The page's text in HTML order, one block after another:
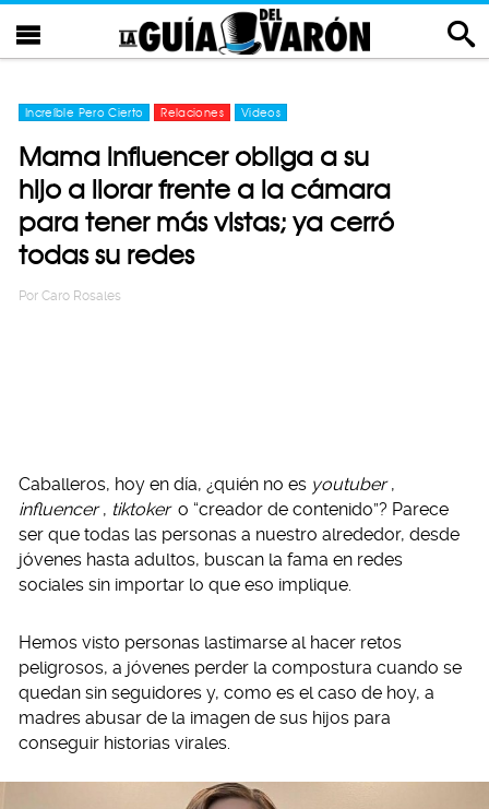
Increíble Pero Cierto Relaciones Videos
Mama influencer obliga a su
hijo a llorar frente a la cámara
para tener más vistas; ya cerró
todas su redes
Por Caro Rosales
Caballeros, hoy en día, ¿quién no es youtuber ,
influencer , tiktoker o “creador de contenido”? Parece
ser que todas las personas a nuestro alrededor, desde
jóvenes hasta adultos, buscan la fama en redes
sociales sin importar lo que eso implique.
Hemos visto personas lastimarse al hacer retos
peligrosos, a jóvenes perder la compostura cuando se
quedan sin seguidores y, como es el caso de hoy, a
madres abusar de la imagen de sus hijos para
conseguir historias virales.